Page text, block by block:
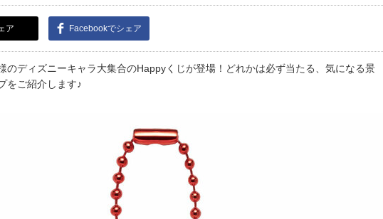
ア Facebookでシェア
のディズニーキャラ大集合のHappyくじが登場！どれかは必ず当たる、気になる景
をご紹介します♪